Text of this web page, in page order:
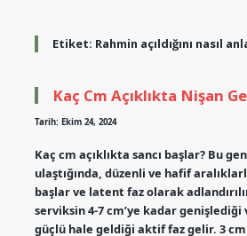
Etiket: Rahmin açıldığını nasıl
Kaç Cm Açıklıkta Nişan
Tarih: Ekim 24, 2024
Kaç cm açıklıkta sancı başlar? Bu
ulaştığında, düzenli ve hafif
başlar ve latent faz olarak
serviksin 4-7 cm’ye kadar genişlediği
güçlü hale geldiği aktif faz gelir. 3